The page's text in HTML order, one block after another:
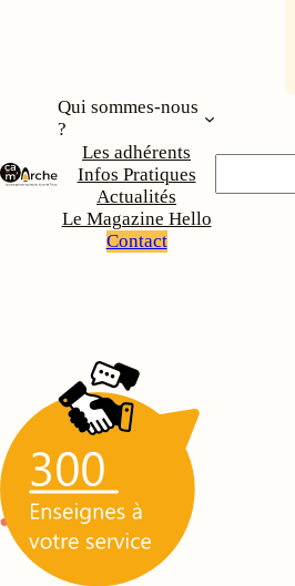
Qui sommes-nous
?
Les adhérents
Infos Pratiques
Actualités
Le Magazine Hello
Contact